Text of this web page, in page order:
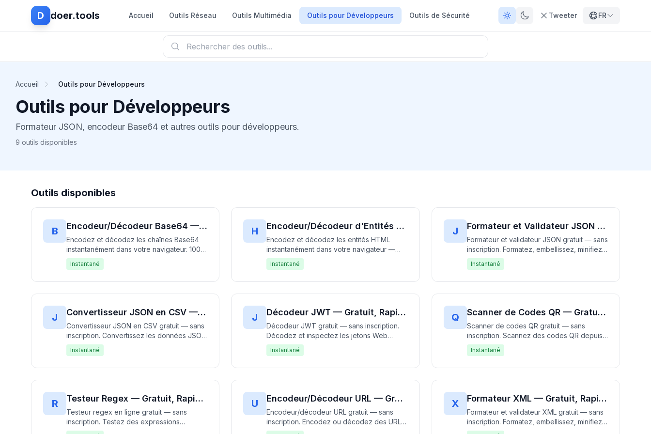
D doer.tools Accueil Outils Réseau Outils Multimédia Outils pour Développeurs Outils de Sécurité Tweeter FR
Accueil Outils pour Développeurs
Outils pour Développeurs
Formateur JSON, encodeur Base64 et autres outils pour développeurs.
9 outils disponibles
Outils disponibles
B Encodeur/Décodeur Base64 — Gratuit, Rapide & Sans Inscription
Encodez et décodez les chaînes Base64
instantanément dans votre navigateur. 100%
gratuit, sans inscription — fonctionne hors
ligne sans téléchargement de données.
Instantané
H Encodeur/Décodeur d'Entités HTML — Gratuit, Rapide & Sans Inscription
Encodez et décodez les entités HTML
instantanément dans votre navigateur —
100% gratuit, sans inscription. Convertissez
les caractères spéciaux en entités HTML et
Instantané
J Formateur et Validateur JSON — Gratuit, Rapide & Sans Inscription | Embellissez JSON Instantanément
Formateur et validateur JSON gratuit — sans
inscription. Formatez, embellissez, minifiez
et validez les données JSON
instantanément dans votre navigateur. 100%
fichiers de configuration.
Instantané
J Convertisseur JSON en CSV — Gratuit, Rapide & Sans Inscription | Convertir JSON en CSV Instantanément
Convertisseur JSON en CSV gratuit — sans
inscription. Convertissez les données JSON
au format CSV et vice versa avec support
pour JSON imbriqué, délimiteurs
navigateur — pas de téléchargement de
données. Rapide, gratuit et privé.
Instantané
J Décodeur JWT — Gratuit, Rapide & Sans Inscription | Décodez les Jetons Web JSON Instantanément
Décodeur JWT gratuit — sans inscription.
Décodez et inspectez les jetons Web
JSON instantanément. Visualisez les
composants d'en-tête, de charge utile et
dans votre navigateur — pas de
téléchargement de données. Rapide,
gratuit et privé.
Instantané
Q Scanner de Codes QR — Gratuit, Rapide & Sans Inscription | Scannez des Codes QR Instantanément
Scanner de codes QR gratuit — sans
inscription. Scannez des codes QR depuis
la caméra, téléversez une image ou collez
depuis le presse-papier instantanément.
entièrement dans votre navigateur — aucun
téléversement de données requis. Rapide,
gratuit et privé.
Instantané
R Testeur Regex — Gratuit, Rapide & Sans Inscription | Testez les Expressions Régulières Instantanément
Testeur regex en ligne gratuit — sans
inscription. Testez des expressions
régulières avec correspondance en temps
U Encodeur/Décodeur URL — Gratuit, Rapide & Sans Inscription | Encodez des URLs Instantanément
Encodeur/décodeur URL gratuit — sans
inscription. Encodez ou décodez des URL
avec des caractères spéciaux
X Formateur XML — Gratuit, Rapide & Sans Inscription | Embellissez XML Instantanément
Formateur et validateur XML gratuit — sans
inscription. Formatez, embellissez, minifiez
et validez votre code XML avec une